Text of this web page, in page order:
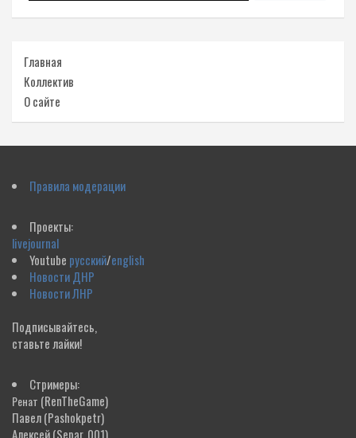
Главная
Коллектив
О сайте
Правила модерации
Проекты:
livejournal
Youtube русский/english
Новости ДНР
Новости ЛНР
Подписывайтесь,
ставьте лайки!
Стримеры:
Ренат (RenTheGame)
Павел(Pashokpetr)
Алексей(Separ_001)